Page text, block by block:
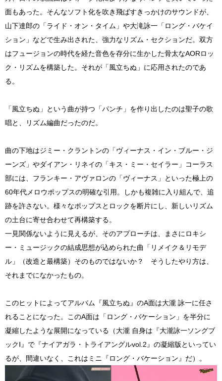
面もあった。そんなソフト化を吹き飛ばすきっかけのサウンドが、
山下達郎の「ライド・オン・タイム」や大滝詠一「ロング・バケイ
ション」などで生み出された、強力なリズム・セクションだ。双方
はフュージョンの時代を経た音色を存分に生かした骨太なAORロッ
ク・リズムを構築した。それが「風立ちぬ」に応用されたのであ
る。
「風立ちぬ」という曲が持つ「パンチ」を作り出したのは聖子の歌
唱と、リズム編曲だったのだ。
曲の下地はジミー・クラントンの「ヴィーナス・イン・ブルー・ジ
ーンズ」やダイアン・リネイの「キス・ミー・セイラー」コーラス
部には、フランキー・アヴァロンの「ヴィーナス」といった極上の
60年代メロウポップスの明確な引用。しかも複雑に入り組んで、追
跡を許さない。様々なポップスとロックを断片にし、新しいリズム
の土台に寄せ合わせて再構築する。
一見関係ないように見えるが、そのアプローチは、まさにロキシ
ー・ミュージックの結成思想が込められた曲「リメイク＆リモデ
ル」（改造と最構築）そのものではないか？ そうしたやり方は、
それまでになかったもの。
このヒットによってアルバム『風立ちぬ』のA面は大瀧 詠一に任さ
れることになった。このA面は「ロング・バケーション」を半分に
凝縮したような展開になっている（大瀧 自身は『大瀧詠一ソングブ
ックⅠ』で『ナイアガラ・トライアングルvol.2』の凝縮版といってい
るが、間違いなく、これはミニ『ロング・バケーション』だ）。